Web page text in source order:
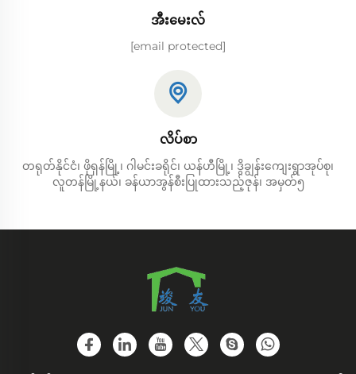
အီးမေးလ်
[email protected]
လိပ်စာ
တရုတ်နိုင်ငံ၊ ဖိုရှန်မြို့၊ ဂါမင်းခရိုင်၊ ယန်ဟီမြို့၊ ဒွိချွန်းကျေးရွာအုပ်စု၊
လူတန်မြို့နယ်၊ ခန်ယာအွန်စီးပြုထားသည့်ဇုန်၊ အမှတ်၅